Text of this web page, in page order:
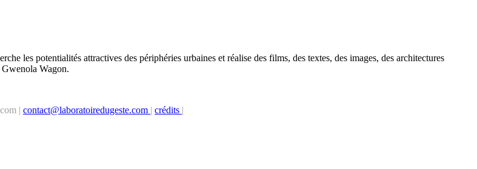
les potentialités attractives des périphéries urbaines et réalise des films, des textes, des images, des architectures
Wagon.
| contact@laboratoiredugeste.com | crédits |